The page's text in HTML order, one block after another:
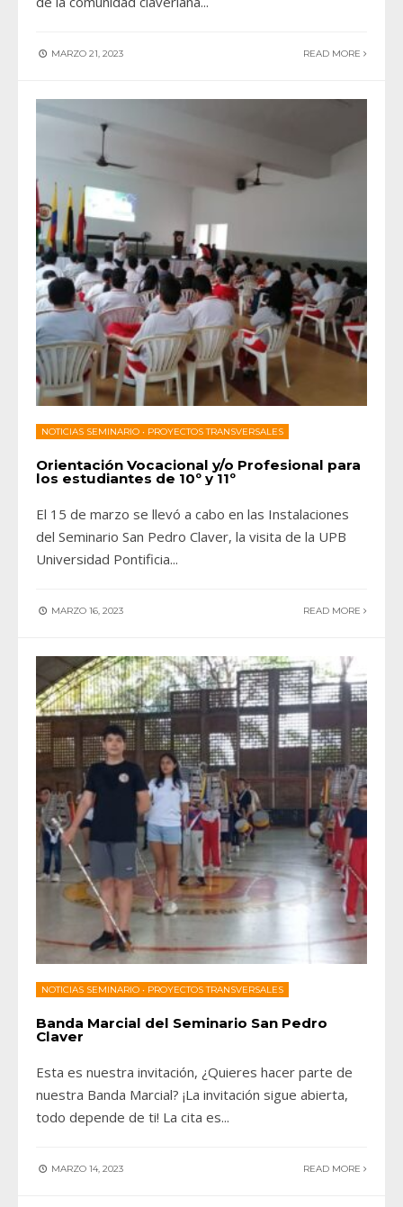
MARZO 21, 2023 READ MORE
NOTICIAS SEMINARIO • PROYECTOS TRANSVERSALES
Orientación Vocacional y/o Profesional para
los estudiantes de 10º y 11º
El 15 de marzo se llevó a cabo en las Instalaciones
del Seminario San Pedro Claver, la visita de la UPB
Universidad Pontificia...
MARZO 16, 2023 READ MORE
NOTICIAS SEMINARIO • PROYECTOS TRANSVERSALES
Banda Marcial del Seminario San Pedro
Claver
Esta es nuestra invitación, ¿Quieres hacer parte de
nuestra Banda Marcial? ¡La invitación sigue abierta,
todo depende de ti! La cita es...
MARZO 14, 2023 READ MORE